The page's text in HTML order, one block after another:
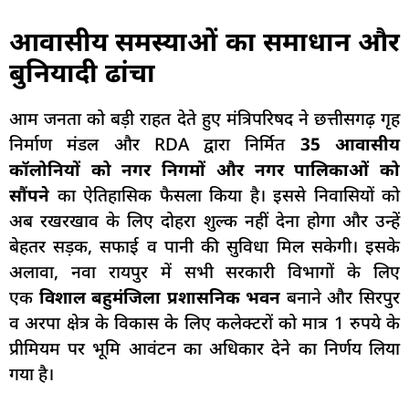
आवासीय समस्याओं का समाधान और
बुनियादी ढांचा
आम जनता को बड़ी राहत देते हुए मंत्रिपरिषद ने छत्तीसगढ़ गृह
निर्माण मंडल और RDA द्वारा निर्मित 35 आवासीय
कॉलोनियों को नगर निगमों और नगर पालिकाओं को
सौंपने का ऐतिहासिक फैसला किया है। इससे निवासियों को
अब रखरखाव के लिए दोहरा शुल्क नहीं देना होगा और उन्हें
बेहतर सड़क, सफाई व पानी की सुविधा मिल सकेगी। इसके
अलावा, नवा रायपुर में सभी सरकारी विभागों के लिए
एक विशाल बहुमंजिला प्रशासनिक भवन बनाने और सिरपुर
व अरपा क्षेत्र के विकास के लिए कलेक्टरों को मात्र 1 रुपये के
प्रीमियम पर भूमि आवंटन का अधिकार देने का निर्णय लिया
गया है।